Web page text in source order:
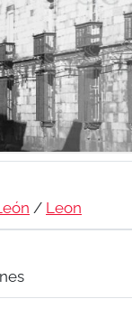
/ Leon